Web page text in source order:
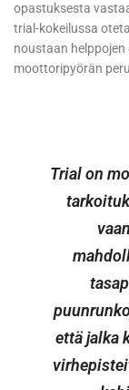
opastuksesta
trial-kokeilussa
noustaan helppojen
moottoripyörän
Trial on
että jalka